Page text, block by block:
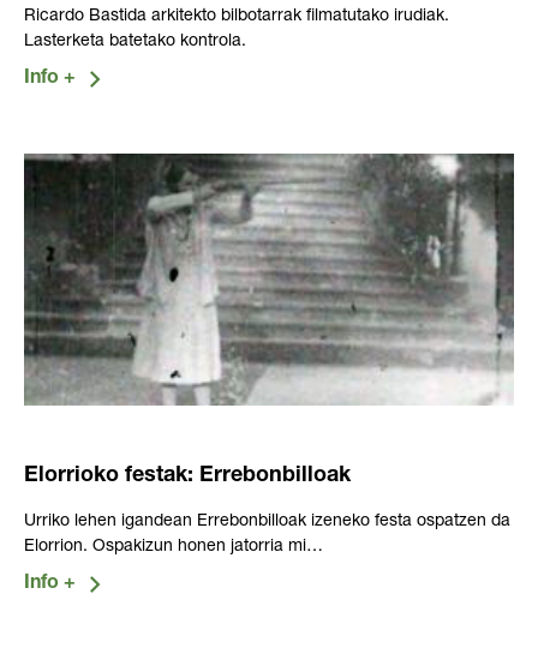
Ricardo Bastida arkitekto bilbotarrak filmatutako irudiak.
Lasterketa batetako kontrola.
Elorrioko festak: Errebonbilloak
Urriko lehen igandean Errebonbilloak izeneko festa ospatzen da
Elorrion. Ospakizun honen jatorria mi…